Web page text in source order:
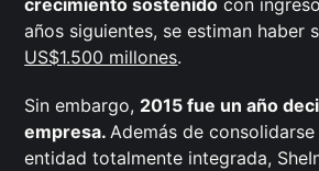
años siguientes, se estiman haber
US$1.500 millones.
Sin embargo, 2015 fue un año
empresa. Además de
entidad totalmente integrada,